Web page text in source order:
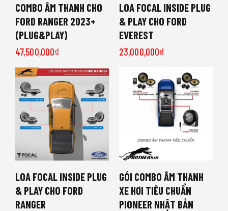
COMBO ÂM THANH CHO
FORD RANGER 2023+
(PLUG&PLAY)
47,500,000₫
LOA FOCAL INSIDE PLUG
& PLAY CHO FORD
EVEREST
23,000,000₫
LOA FOCAL INSIDE PLUG
& PLAY CHO FORD
RANGER
GÓI COMBO ÂM THANH
XE HƠI TIÊU CHUẨN
PIONEER NHẬT BẢN